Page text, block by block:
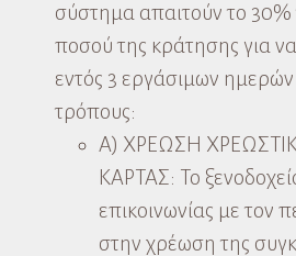
σύστημα απαιτούν το 30%
ποσού της κράτησης για
εντός 3 εργάσιμων ημερών
τρόπους:
Α) ΧΡΕΩΣΗ
ΚΑΡΤΑΣ: Το
επικοινωνίας με τον
στην χρέωση της